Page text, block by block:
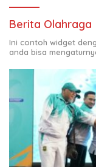
Berita Olahraga
Ini contoh widget
anda bisa